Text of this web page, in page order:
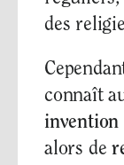
des
connaît
invention
alors de